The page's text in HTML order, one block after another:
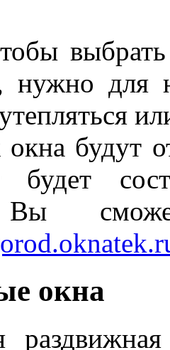
нужно для
окна будут
будет
Вы
окна